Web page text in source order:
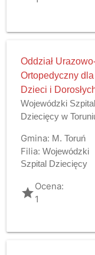
Oddział
Ortopedyczny dla
Dzieci i
Wojewódzki Szpital
Dziecięcy w
Gmina: M. Toruń
Filia: Wojewódzki
Szpital Dziecięcy
gradeOcena:
1